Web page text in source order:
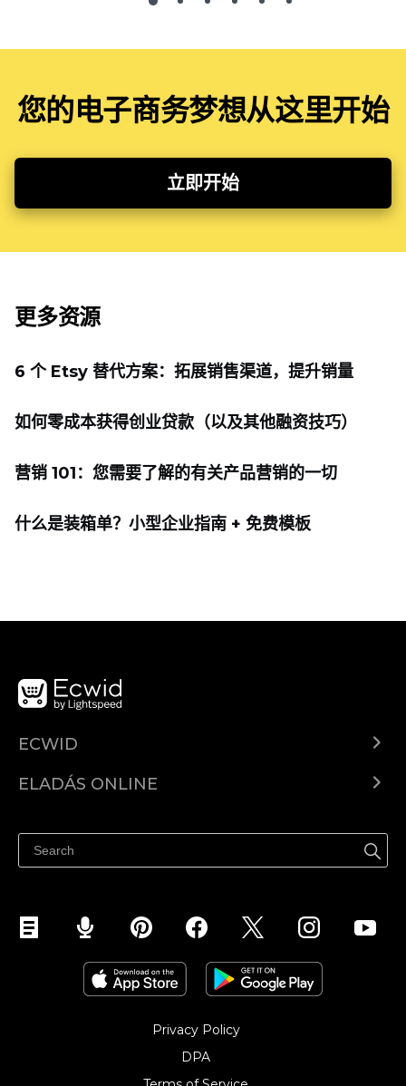
您的电子商务梦想从这里开始
立即开始
更多资源
6 个 Etsy 替代方案：拓展销售渠道，提升销量
如何零成本获得创业贷款（以及其他融资技巧）
营销 101：您需要了解的有关产品营销的一切
什么是装箱单？小型企业指南 + 免费模板
ECWID
Árkalkuláció
ELADÁS ONLINE
Eladás a Facebookon
Eladás Instagramon
Privacy Policy
DPA